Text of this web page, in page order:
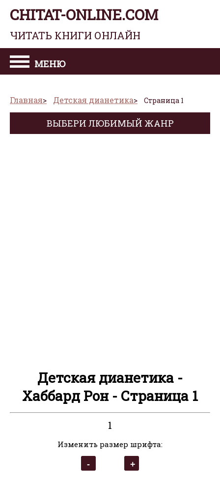
CHITAT-ONLINE.COM
ЧИТАТЬ КНИГИ ОНЛАЙН
МЕНЮ
Главная Детская дианетика Страница 1
ВЫБЕРИ ЛЮБИМЫЙ ЖАНР
Детская дианетика -
Хаббард Рон - Страница 1
1
Изменить размер шрифта: